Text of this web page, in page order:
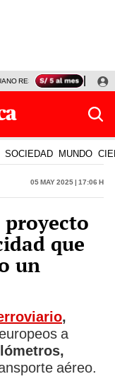
RESULTADOS HOY
SOCIEDAD MUNDO
05 May 2025 | 17:06 h
proyecto
que
un
,
a
aéreo.